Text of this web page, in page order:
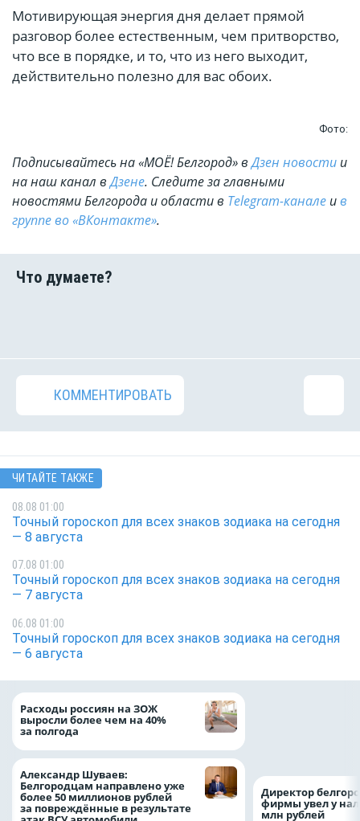
Мотивирующая энергия дня делает прямой
разговор более естественным, чем притворство,
что все в порядке, и то, что из него выходит,
действительно полезно для вас обоих.
Фото:
Подписывайтесь на «МОЁ! Белгород» вДзен новости и
на наш канал вДзене. Cледите за главными
новостями Белгорода и области в Telegram-канале ив
группе во «ВКонтакте».
КОММЕНТИРОВАТЬ
ЧИТАЙТЕ ТАКЖЕ
08.08 01:00
Точный гороскоп для всех знаков зодиака на сегодня
— 8 августа
07.08 01:00
Точный гороскоп для всех знаков зодиака на сегодня
— 7 августа
06.08 01:00
Точный гороскоп для всех знаков зодиака на сегодня
— 6 августа
Расходы россиян на ЗОЖ
выросли более чем на 40%
за полгода
Александр Шуваев:
Белгородцам направлено уже
более 50 миллионов рублей
за повреждённые в результате
Директор
фирмы увел у
млн рублей